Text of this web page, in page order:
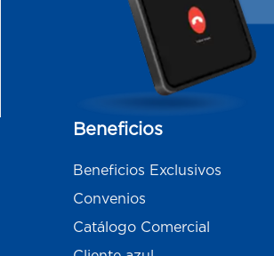
Beneficios
Beneficios Exclusivos
Convenios
Catálogo Comercial